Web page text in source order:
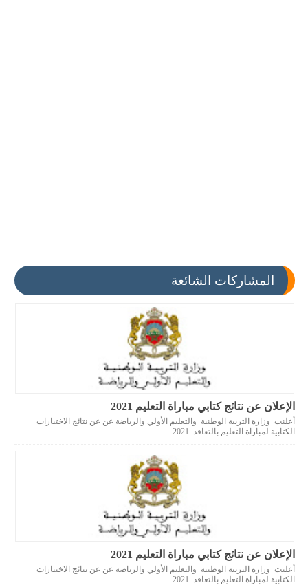
المشاركات الشائعة
الإعلان عن نتائج كتابي مباراة التعليم 2021
أعلنت وزارة التربية الوطنية والتعليم الأولي والرياضة عن عن نتائج الاختبارات
الكتابية لمباراة التعليم بالتعاقد 2021
الإعلان عن نتائج كتابي مباراة التعليم 2021
أعلنت وزارة التربية الوطنية والتعليم الأولي والرياضة عن عن نتائج الاختبارات
الكتابية لمباراة التعليم بالتعاقد 2021